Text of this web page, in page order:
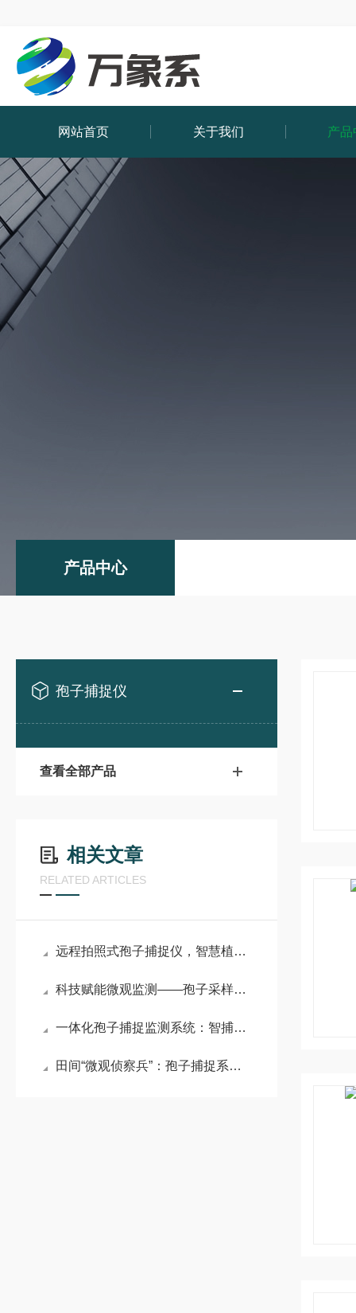
网站首页 关于我们 产品
产品中心
孢子捕捉仪
查看全部产品
相关文章
RELATED ARTICLES
远程拍照式孢子捕捉仪，智慧植保筑牢作物病害预警防线#2026已更新
科技赋能微观监测——孢子采样捕捉仪的技术原理与核心构造
一体化孢子捕捉监测系统：智捕无形菌源，筑牢作物病害防控第一道防线
田间“微观侦察兵”：孢子捕捉系统的隐形守护